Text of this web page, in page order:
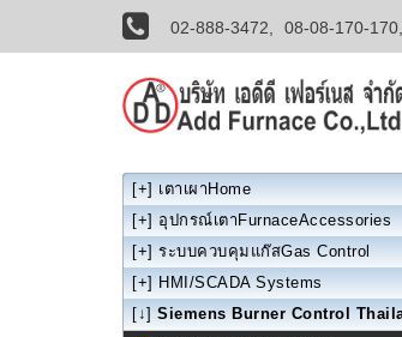
02-888-3472, 08-08-170-170,
[+] เตาเผาHome
[+] อุปกรณ์เตาFurnaceAccessories
[+] ระบบควบคุมแก๊สGas Control
[+] HMI/SCADA Systems
[↓] Siemens Burner Control